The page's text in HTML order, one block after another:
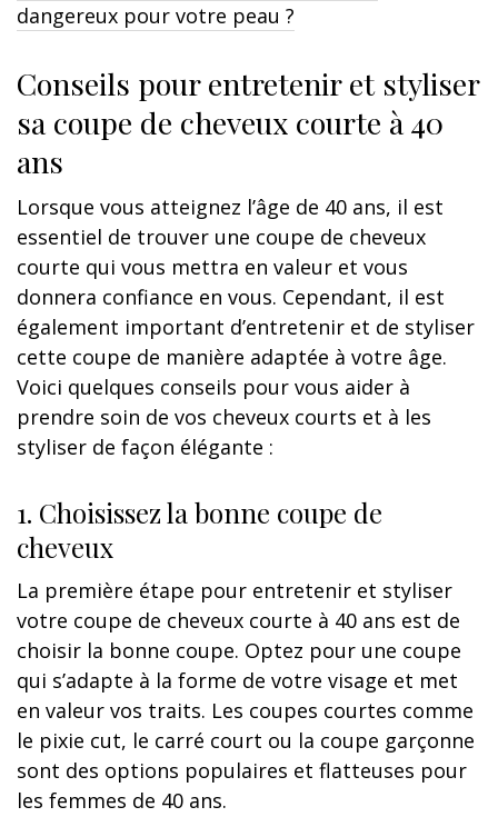
dangereux pour votre peau ?
Conseils pour entretenir et styliser
sa coupe de cheveux courte à 40
ans
Lorsque vous atteignez l’âge de 40 ans, il est
essentiel de trouver une coupe de cheveux
courte qui vous mettra en valeur et vous
donnera confiance en vous. Cependant, il est
également important d’entretenir et de styliser
cette coupe de manière adaptée à votre âge.
Voici quelques conseils pour vous aider à
prendre soin de vos cheveux courts et à les
styliser de façon élégante :
1. Choisissez la bonne coupe de
cheveux
La première étape pour entretenir et styliser
votre coupe de cheveux courte à 40 ans est de
choisir la bonne coupe. Optez pour une coupe
qui s’adapte à la forme de votre visage et met
en valeur vos traits. Les coupes courtes comme
le pixie cut, le carré court ou la coupe garçonne
sont des options populaires et flatteuses pour
les femmes de 40 ans.